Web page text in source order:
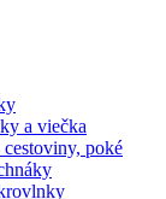
a viečka
poké